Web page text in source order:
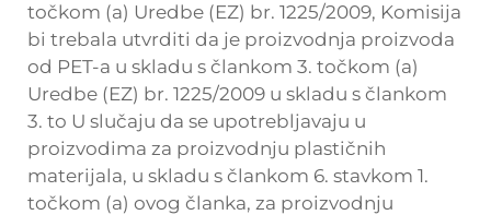
točkom (a) Uredbe (EZ) br. 1225/2009, Komisija
bi trebala utvrditi da je proizvodnja proizvoda
od PET-a u skladu s člankom 3. točkom (a)
Uredbe (EZ) br. 1225/2009 u skladu s člankom
3. to U slučaju da se upotrebljavaju u
proizvodima za proizvodnju plastičnih
materijala, u skladu s člankom 6. stavkom 1.
točkom (a) ovog članka, za proizvodnju